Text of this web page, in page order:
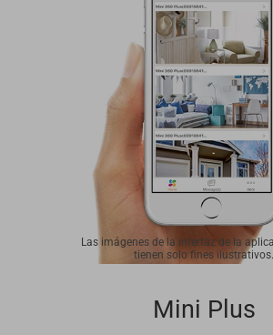
Las imágenes de la interfaz de la
tienen solo fines ilustrativos.
Mini Plus